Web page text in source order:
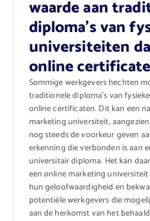
waarde aan
diploma’s van
universiteiten
online
Sommige werkgevers hechten
traditionele diploma’s van
online certificaten. Dit kan een
marketing universiteit,
nog steeds de voorkeur geven
erkenning die verbonden is aan
universitair diploma. Het kan
een online marketing
hun geloofwaardigheid en
potentiële werkgevers die
aan de herkomst van het